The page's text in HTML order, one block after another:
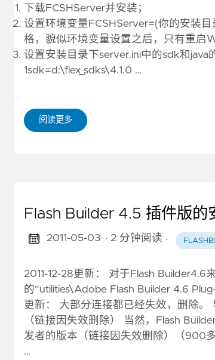
下载FCSHServer并安装；
设置环境变量FCSHServer={你的安装
格，貌似环境变量设置之后，只有重启
设置安装目录下server.ini中的sdk和java
1sdk=d:\flex_sdks\4.1.0 …
阅读更多
Flash Builder 4.5 插件版的
2011-05-03 · 2 分钟阅读 ·
2011-12-28更新： 对于Flash
的“utilities\Adobe Flash Builder 4.6
更新： 大部分连接都已经失效，删除。
（链接因失效删除） 当然，Flash
发者的版本（链接因失效删除）（900
…